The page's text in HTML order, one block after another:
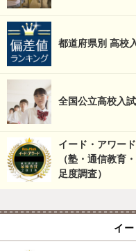
都道府県別 高校
全国公立高校入
イード・アワード
（塾・通信教育
足度調査）
イ